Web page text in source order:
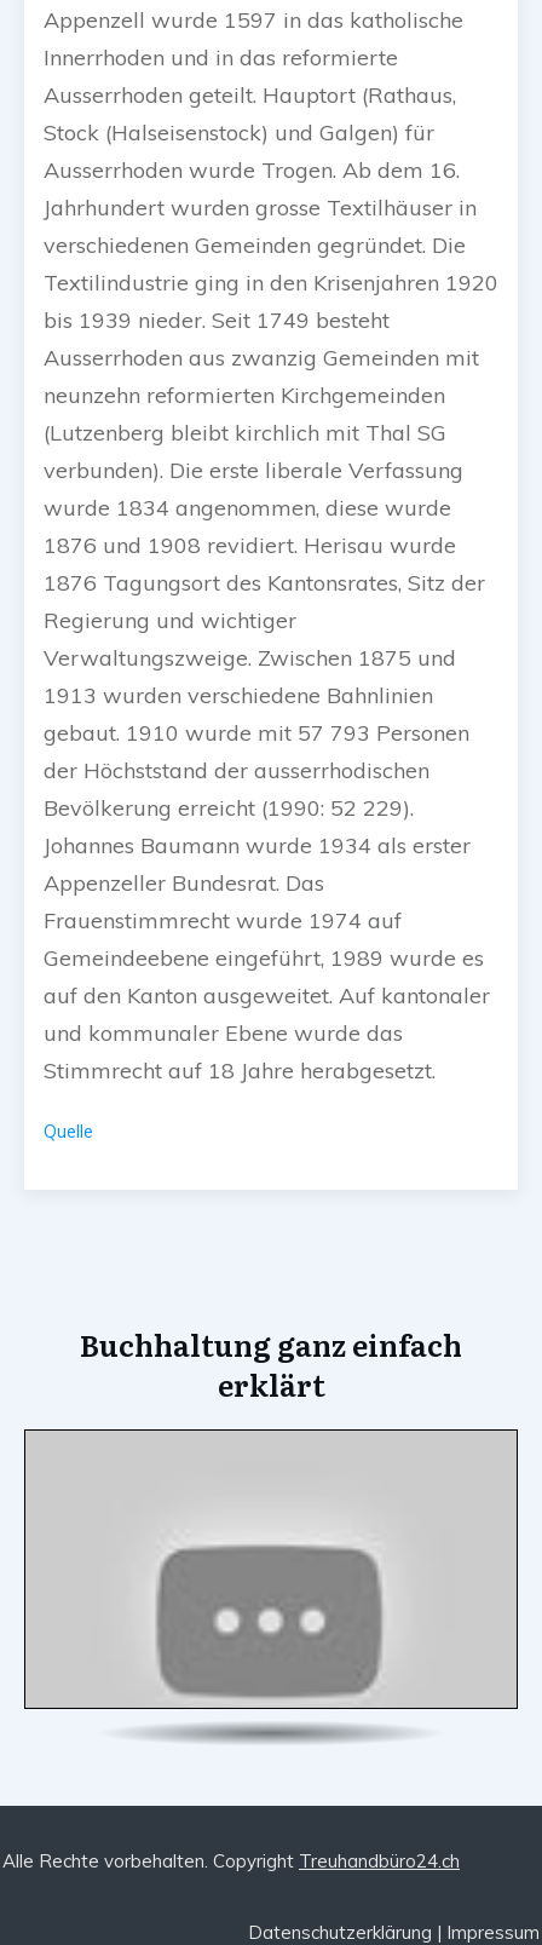
Appenzell wurde 1597 in das katholische
Innerrhoden und in das reformierte
Ausserrhoden geteilt. Hauptort (Rathaus,
Stock (Halseisenstock) und Galgen) für
Ausserrhoden wurde Trogen. Ab dem 16.
Jahrhundert wurden grosse Textilhäuser in
verschiedenen Gemeinden gegründet. Die
Textilindustrie ging in den Krisenjahren 1920
bis 1939 nieder. Seit 1749 besteht
Ausserrhoden aus zwanzig Gemeinden mit
neunzehn reformierten Kirchgemeinden
(Lutzenberg bleibt kirchlich mit Thal SG
verbunden). Die erste liberale Verfassung
wurde 1834 angenommen, diese wurde
1876 und 1908 revidiert. Herisau wurde
1876 Tagungsort des Kantonsrates, Sitz der
Regierung und wichtiger
Verwaltungszweige. Zwischen 1875 und
1913 wurden verschiedene Bahnlinien
gebaut. 1910 wurde mit 57 793 Personen
der Höchststand der ausserrhodischen
Bevölkerung erreicht (1990: 52 229).
Johannes Baumann wurde 1934 als erster
Appenzeller Bundesrat. Das
Frauenstimmrecht wurde 1974 auf
Gemeindeebene eingeführt, 1989 wurde es
auf den Kanton ausgeweitet. Auf kantonaler
und kommunaler Ebene wurde das
Stimmrecht auf 18 Jahre herabgesetzt.
Quelle
Buchhaltung ganz einfach
erklärt
Alle Rechte vorbehalten. Copyright Treuhandbüro24.ch
Datenschutzerklärung | Impressum